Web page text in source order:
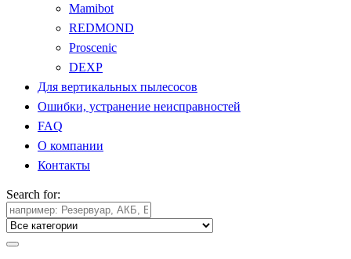
Mamibot
REDMOND
Proscenic
DEXP
Для вертикальных пылесосов
Ошибки, устранение неисправностей
FAQ
О компании
Контакты
Search for: